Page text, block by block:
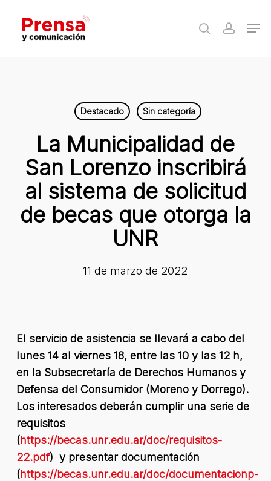
main
search
Destacado Sin categoría
La Municipalidad de
San Lorenzo inscribirá
al sistema de solicitud
de becas que otorga la
UNR
11 de marzo de 2022
El servicio de asistencia se llevará a cabo del
lunes 14 al viernes 18, entre las 10 y las 12 h,
en la Subsecretaría de Derechos Humanos y
Defensa del Consumidor (Moreno y Dorrego).
Los interesados deberán cumplir una serie de
requisitos
(https://becas.unr.edu.ar/doc/requisitos-
22.pdf) y presentar documentación
(https://becas.unr.edu.ar/doc/documentacionp-